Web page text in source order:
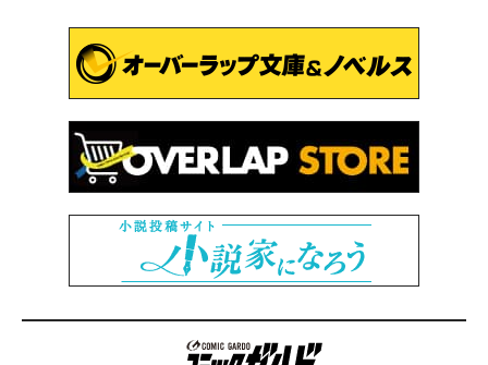
コミックガルド